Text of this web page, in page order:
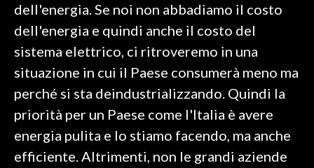
3 MINUTI CON
INSULARITÀ
INFO AZIENDE
ABBONATI
ANNUNCI
NECROLOGI
dell'energia. Se noi non abbadiamo il costo
dell'energia e quindi anche il costo del
sistema elettrico, ci ritroveremo in una
situazione in cui il Paese consumerà meno ma
perché si sta deindustrializzando. Quindi la
priorità per un Paese come l'Italia è avere
energia pulita e lo stiamo facendo, ma anche
efficiente. Altrimenti, non le grandi aziende